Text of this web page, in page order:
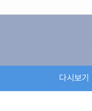
다시보기